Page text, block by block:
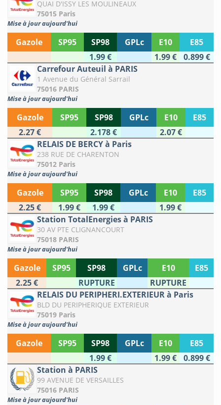
QUAI D'ISSY LES MOULINEAUX
75015 Paris
Mise à jour aujourd'hui
Gazole SP95 SP98 GPLc E10
E85
1.99 €
1.99 €
0.899 €
Carrefour Auteuil à PARIS
1 Avenue du Général Sarrail
75016 PARIS
Mise à jour aujourd'hui
Gazole SP95 SP98 GPLc E10
E85
2.27 €
2.178 €
2.07 €
RELAIS DE BERCY à Paris
238 RUE DE CHARENTON
75012 Paris
Mise à jour aujourd'hui
Gazole SP95 SP98 GPLc E10
E85
2.25 €
1.99 € 1.99 €
1.99 €
Station TotalEnergies à PARIS
30 AV PTE CLIGNANCOURT
75018 PARIS
Mise à jour aujourd'hui
Gazole SP95 SP98 GPLc E10
E85
2.25 €
RUPTURE
RUPTURE
RELAIS DU PERIPHERI.EXTERIEUR à Paris
BLD DU PERIPHERIQUE EXTERIEUR
75019 Paris
Mise à jour aujourd'hui
Gazole SP95 SP98 GPLc E10
E85
1.99 €
1.99 €
0.899 €
Station à PARIS
99 AVENUE DE VERSAILLES
75016 PARIS
Mise à jour aujourd'hui